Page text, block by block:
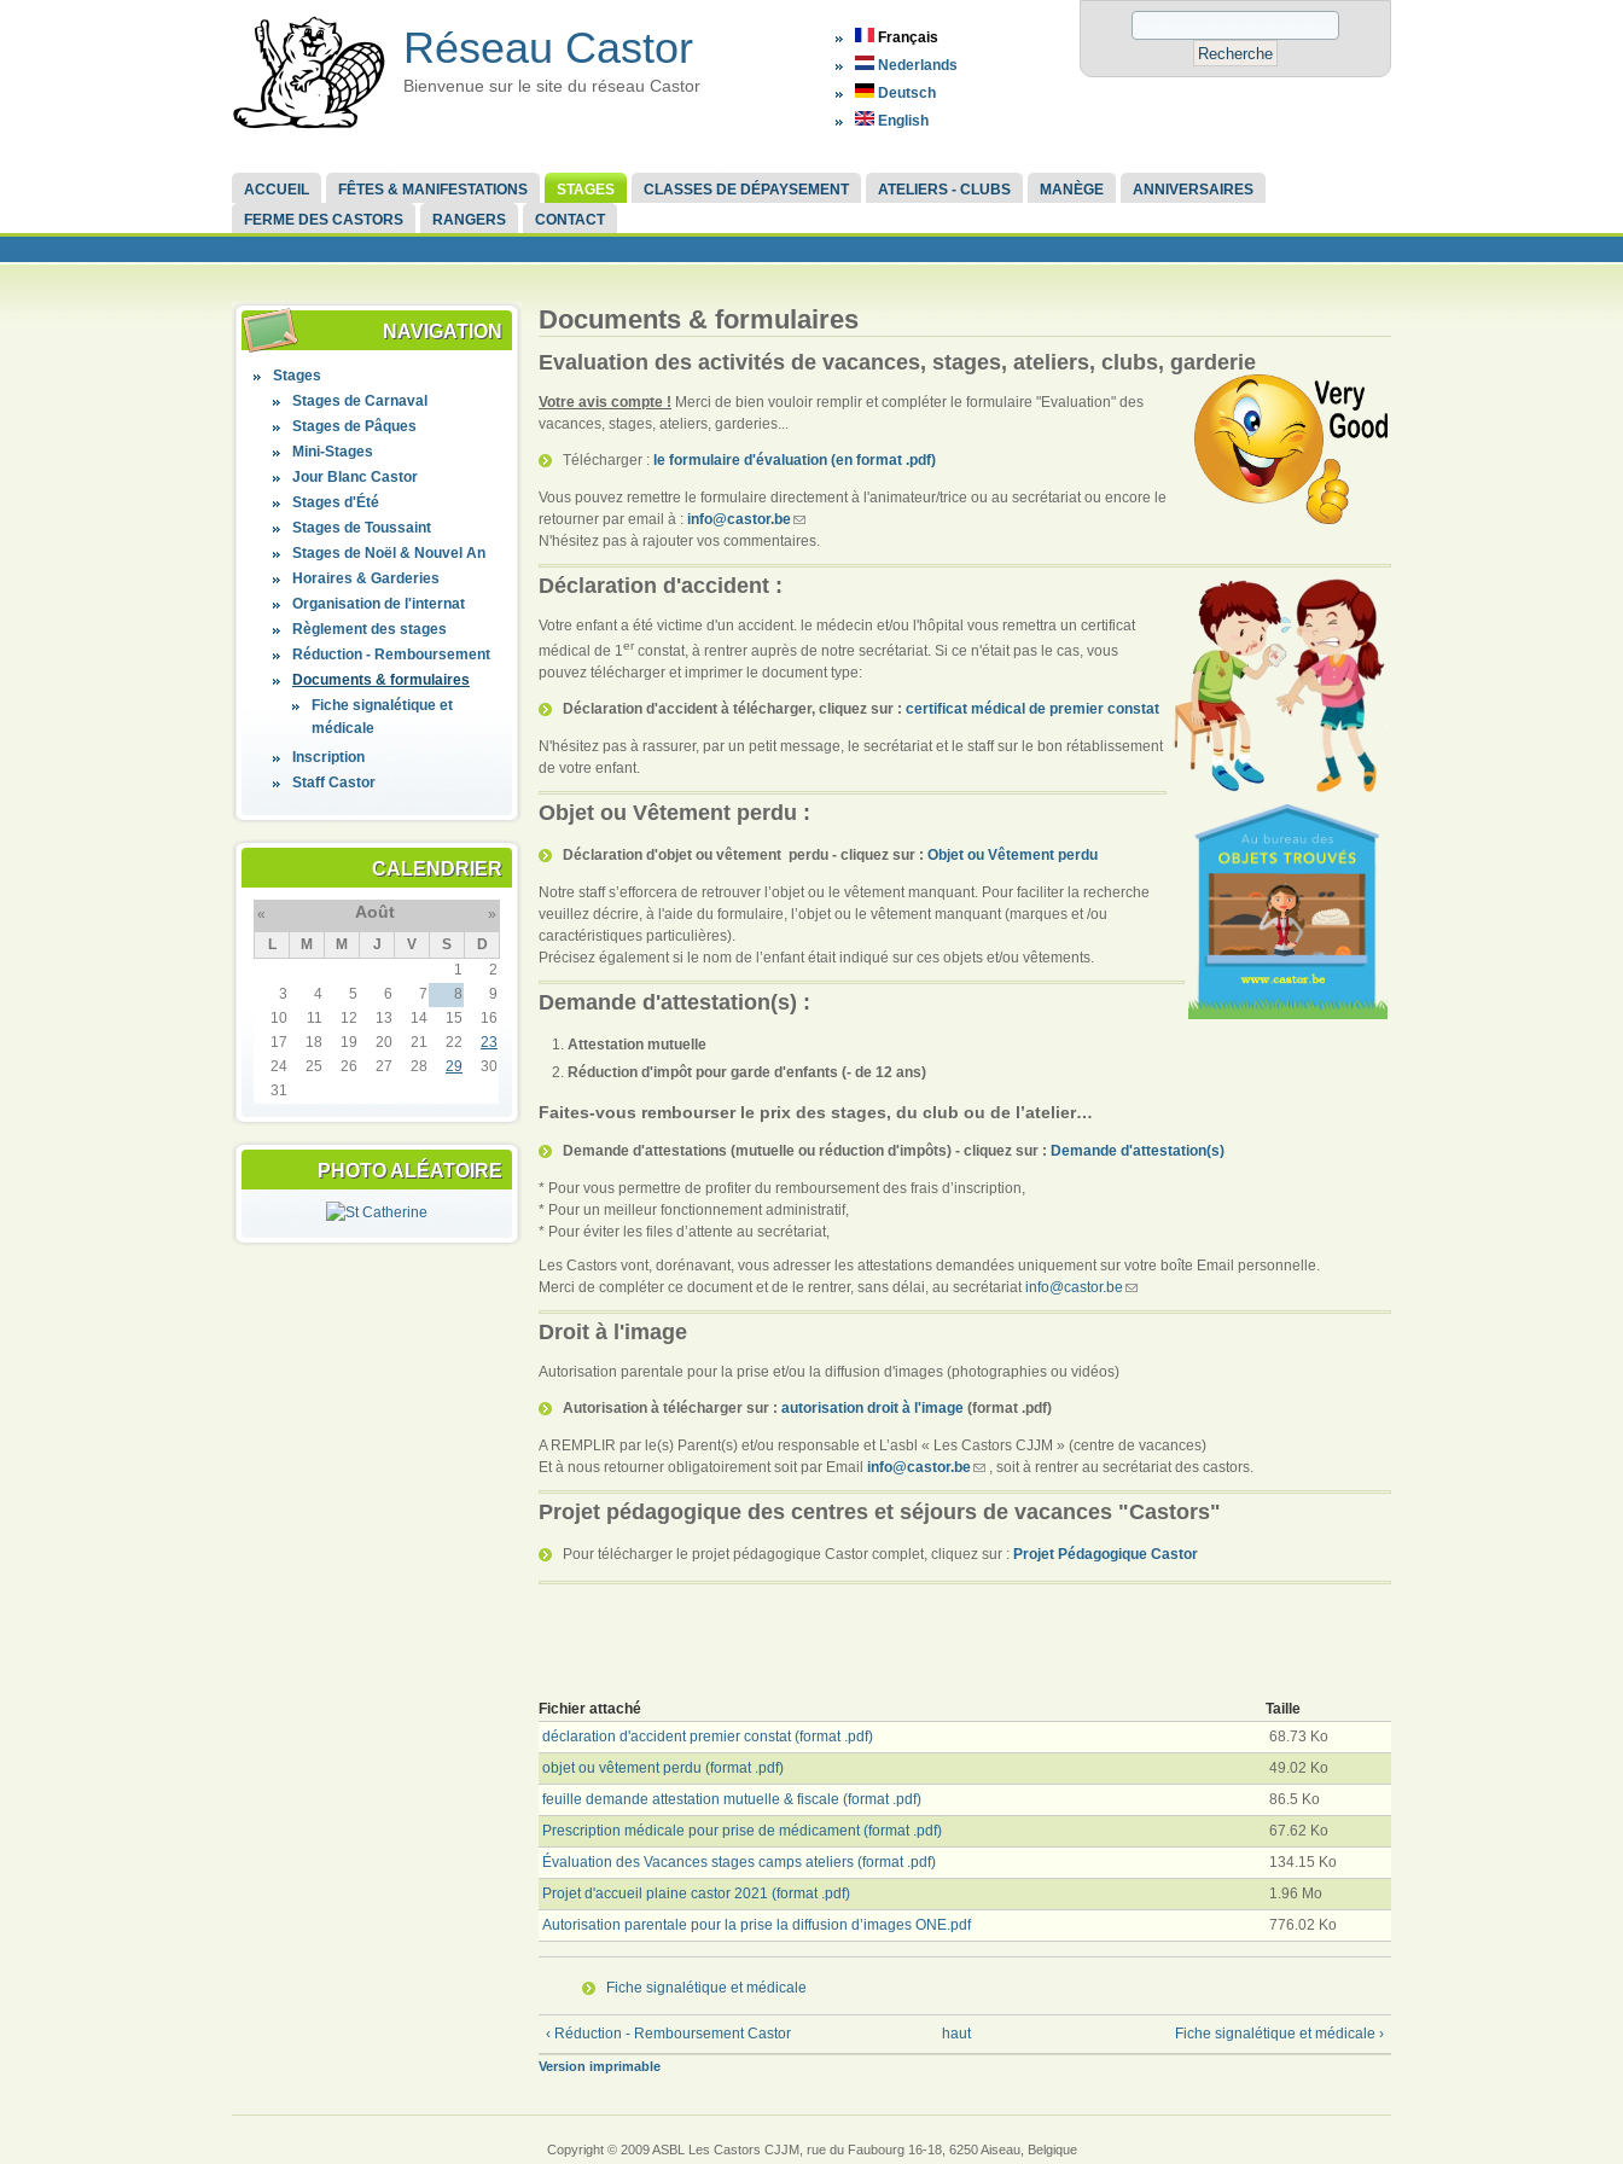
Réseau Castor
Bienvenue sur le site du réseau Castor
Français
Nederlands
Deutsch
English
ACCUEIL FÊTES & MANIFESTATIONS STAGES CLASSES DE DÉPAYSEMENT ATELIERS - CLUBS MANÈGE
ANNIVERSAIRES
FERME DES CASTORS
RANGERS CONTACT
NAVIGATION
Stages
Stages de Carnaval
Stages de Pâques
Mini-Stages
Jour Blanc Castor
Stages d'Été
Stages de Toussaint
Stages de Noël & Nouvel An
Horaires & Garderies
Organisation de l'internat
Règlement des stages
Réduction - Remboursement
Documents & formulaires
Fiche signalétique et
médicale
Inscription
Staff Castor
CALENDRIER
« Août
»
L
M M J V S
D
1
2
3
4 5 6 7 8
9
10
11 12 13 14 15
16
17
18 19 20 21 22
23
24
25 26 27 28 29
30
31
PHOTO ALÉATOIRE
Documents & formulaires
Evaluation des activités de vacances, stages, ateliers, clubs, garderie
Votre avis compte ! Merci de bien vouloir remplir et compléter le formulaire "Evaluation" des
vacances, stages, ateliers, garderies...
Télécharger : le formulaire d'évaluation (en format .pdf)
Vous pouvez remettre le formulaire directement à l'animateur/trice ou au secrétariat ou encore le
retourner par email à : info@castor.be
N'hésitez pas à rajouter vos commentaires.
Déclaration d'accident :
Votre enfant a été victime d'un accident. le médecin et/ou l'hôpital vous remettra un certificat
médical de 1er constat, à rentrer auprès de notre secrétariat. Si ce n'était pas le cas, vous
pouvez télécharger et imprimer le document type:
Déclaration d'accident à télécharger, cliquez sur : certificat médical de premier constat
N'hésitez pas à rassurer, par un petit message, le secrétariat et le staff sur le bon rétablissement
de votre enfant.
Objet ou Vêtement perdu :
Déclaration d'objet ou vêtement perdu - cliquez sur : Objet ou Vêtement perdu
Notre staff s’efforcera de retrouver l’objet ou le vêtement manquant. Pour faciliter la recherche
veuillez décrire, à l'aide du formulaire, l’objet ou le vêtement manquant (marques et /ou
caractéristiques particulières).
Précisez également si le nom de l’enfant était indiqué sur ces objets et/ou vêtements.
Demande d'attestation(s) :
Attestation mutuelle
Réduction d'impôt pour garde d'enfants (- de 12 ans)
Faites-vous rembourser le prix des stages, du club ou de l’atelier…
Demande d'attestations (mutuelle ou réduction d'impôts) - cliquez sur : Demande d'attestation(s)
* Pour vous permettre de profiter du remboursement des frais d’inscription,
* Pour un meilleur fonctionnement administratif,
* Pour éviter les files d’attente au secrétariat,
Les Castors vont, dorénavant, vous adresser les attestations demandées uniquement sur votre boîte Email personnelle.
Merci de compléter ce document et de le rentrer, sans délai, au secrétariatinfo@castor.be
Droit à l'image
Autorisation parentale pour la prise et/ou la diffusion d'images (photographies ou vidéos)
Autorisation à télécharger sur : autorisation droit à l'image (format .pdf)
A REMPLIR par le(s) Parent(s) et/ou responsable et L’asbl « Les Castors CJJM » (centre de vacances)
Et à nous retourner obligatoirement soit par Email info@castor.be , soit à rentrer au secrétariat des castors.
Projet pédagogique des centres et séjours de vacances "Castors"
Pour télécharger le projet pédagogique Castor complet, cliquez sur : Projet Pédagogique Castor
Fichier attaché
Taille
déclaration d'accident premier constat (format .pdf)
68.73 Ko
objet ou vêtement perdu (format .pdf)
49.02 Ko
feuille demande attestation mutuelle & fiscale (format .pdf)
86.5 Ko
Prescription médicale pour prise de médicament (format .pdf)
67.62 Ko
Évaluation des Vacances stages camps ateliers (format .pdf)
134.15 Ko
Projet d'accueil plaine castor 2021 (format .pdf)
1.96 Mo
Autorisation parentale pour la prise la diffusion d’images ONE.pdf
776.02 Ko
Fiche signalétique et médicale
‹ Réduction - Remboursement Castor haut Fiche signalétique et médicale ›
Version imprimable
Copyright © 2009 ASBL Les Castors CJJM, rue du Faubourg 16-18, 6250 Aiseau, Belgique